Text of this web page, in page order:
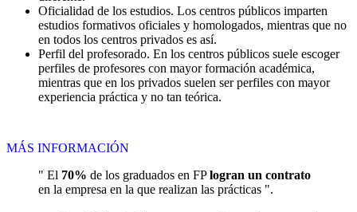
Oficialidad de los estudios. Los centros públicos imparten
estudios formativos oficiales y homologados, mientras que no
en todos los centros privados es así.
Perfil del profesorado. En los centros públicos suele escoger
perfiles de profesores con mayor formación académica,
mientras que en los privados suelen ser perfiles con mayor
experiencia práctica y no tan teórica.
MÁS INFORMACIÓN
" El 70% de los graduados en FPlogran un contrato
en la empresa en la que realizan las prácticas ".